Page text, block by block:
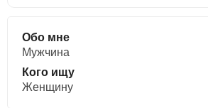
Обо мне
Мужчина
Кого ищу
Женщину